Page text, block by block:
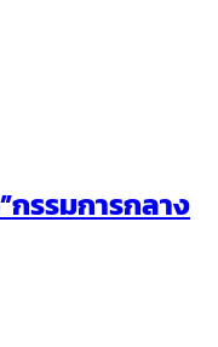
กรรมการกลาง